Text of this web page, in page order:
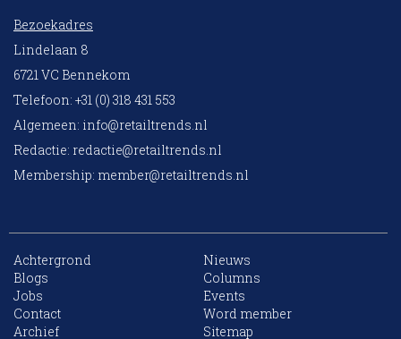
Bezoekadres
Lindelaan 8
6721 VC Bennekom
Telefoon: +31 (0) 318 431 553
Algemeen: info@retailtrends.nl
Redactie: redactie@retailtrends.nl
Membership: member@retailtrends.nl
Achtergrond
Nieuws
Blogs
Columns
Jobs
Events
Contact
Word member
Archief
Sitemap